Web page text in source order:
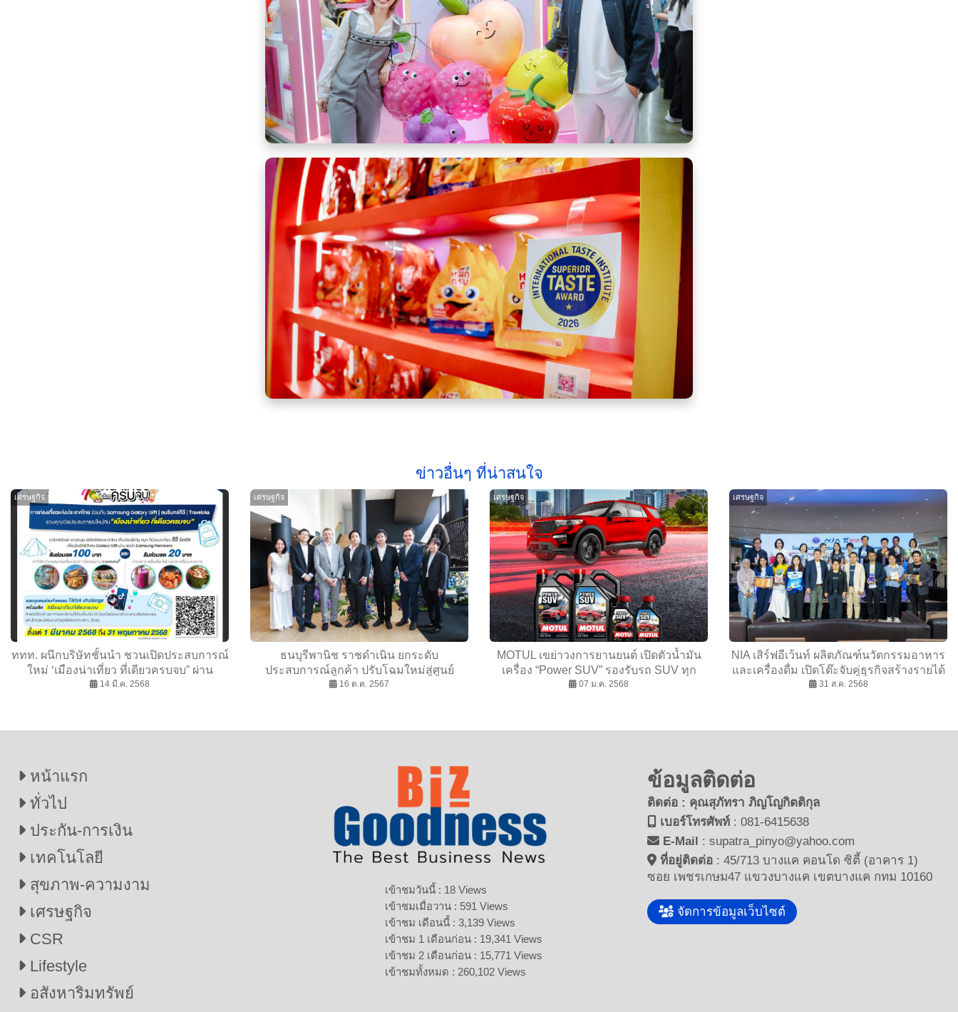
ข่าวอื่นๆ ที่น่าสนใจ
เศรษฐกิจ
ททท. ผนึกบริษัทชั้นนำ ชวนเปิดประสบการณ์
ใหม่ ‘เมืองน่าเที่ยว ที่เดียวครบจบ” ผ่าน
Galaxy Gift
14 มี.ค. 2568
เศรษฐกิจ
ธนบุรีพานิช ราชดำเนิน ยกระดับ
ประสบการณ์ลูกค้า ปรับโฉมใหม่สู่ศูนย์
บริการเมอร์เซเดส-เบนซ์ ครบวงจร
16 ต.ค. 2567
เศรษฐกิจ
MOTUL เขย่าวงการยานยนต์ เปิดตัวน้ำมัน
เครื่อง “Power SUV” รองรับรถ SUV ทุก
ประเภท
07 ม.ค. 2568
เศรษฐกิจ
NIA เสิร์ฟอีเว้นท์ ผลิตภัณฑ์นวัตกรรมอาหาร
และเครื่องดื่ม เปิดโต๊ะจับคู่ธุรกิจสร้างรายได้
5000 ลบ.
31 ส.ค. 2568
หน้าแรก
ทั่วไป
ประกัน-การเงิน
เทคโนโลยี
สุขภาพ-ความงาม
เศรษฐกิจ
CSR
Lifestyle
อสังหาริมทรัพย์
เข้าชมวันนี้ : 18 Views
เข้าชมเมื่อวาน : 591 Views
เข้าชม เดือนนี้ : 3,139 Views
เข้าชม 1 เดือนก่อน : 19,341 Views
เข้าชม 2 เดือนก่อน : 15,771 Views
เข้าชมทั้งหมด : 260,102 Views
ข้อมูลติดต่อ
ติดต่อ : คุณสุภัทรา ภิญโญกิตติกุล
เบอร์โทรศัพท์: 081-6415638
E-Mail : supatra_pinyo@yahoo.com
ที่อยู่ติดต่อ: 45/713 บางแค คอนโด ซิตี้ (อาคาร 1)
ซอย เพชรเกษม47 แขวงบางแค เขตบางแค กทม 10160
จัดการข้อมูลเว็บไซต์